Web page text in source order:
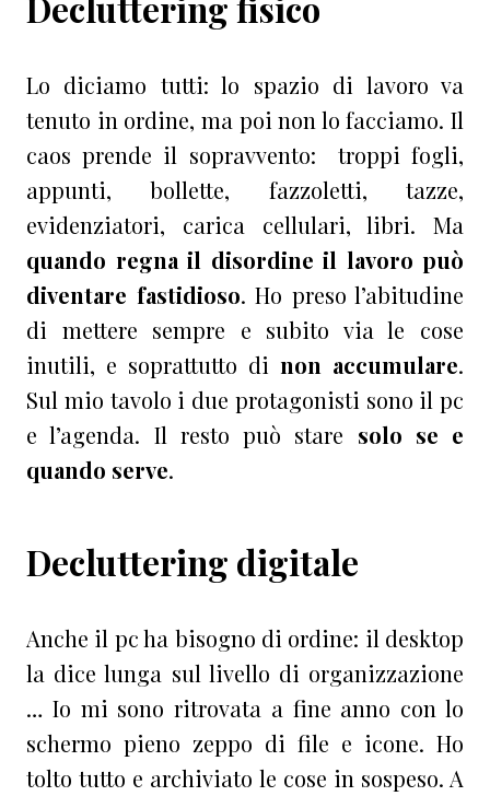
Lo diciamo tutti: lo spazio di lavoro va
tenuto in ordine, ma poi non lo facciamo. Il
caos prende il sopravvento: troppi fogli,
appunti, bollette, fazzoletti, tazze,
evidenziatori, carica cellulari, libri. Ma
quando regna il disordine il lavoro può
diventare fastidioso. Ho preso l’abitudine
di mettere sempre e subito via le cose
inutili, e soprattutto di non accumulare.
Sul mio tavolo i due protagonisti sono il pc
e l’agenda. Il resto può stare solo se e
quando serve.
Decluttering digitale
Anche il pc ha bisogno di ordine: il desktop
la dice lunga sul livello di organizzazione
… Io mi sono ritrovata a fine anno con lo
schermo pieno zeppo di file e icone. Ho
tolto tutto e archiviato le cose in sospeso. A